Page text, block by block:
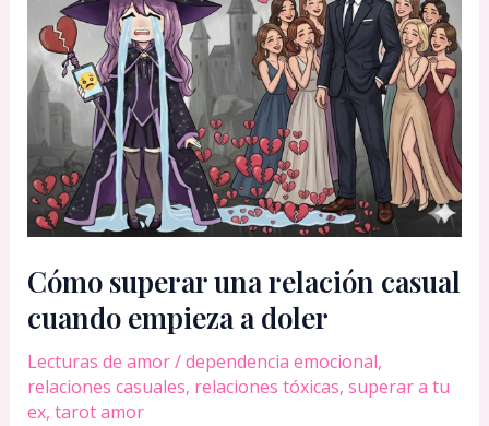
Cómo superar una relación casual
cuando empieza a doler
Lecturas de amor/dependencia emocional,
relaciones casuales, relaciones tóxicas, superar a tu
ex, tarot amor